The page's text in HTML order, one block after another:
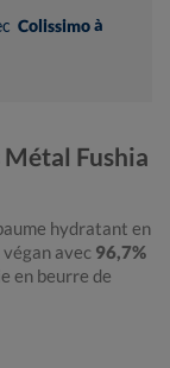
Colissimo à
Fushia
hydratant en
avec 96,7%
en beurre de